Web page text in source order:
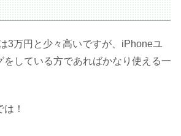
3万円と少々高いですが、iPhoneユ
をしている方であればかなり使える一
！